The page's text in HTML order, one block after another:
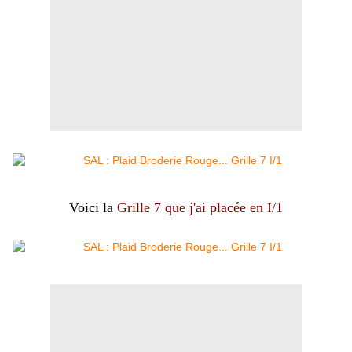
Voici la Grille 7 que j'ai placée en I/1